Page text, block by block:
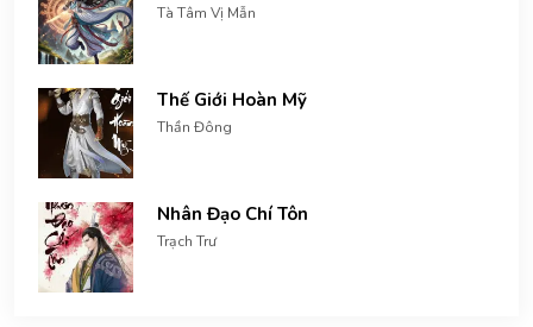
Tà Tâm Vị Mẫn
Thế Giới Hoàn Mỹ
Thần Đông
Nhân Đạo Chí Tôn
Trạch Trư